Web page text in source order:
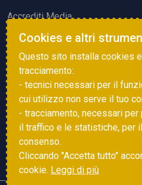
Accrediti Media
ATTIVITÀ ED EVENTI
Squadre di Calcio
Associazione Sammarinese
Vota gol e parata
Cookies e altri
Questo sito installa cookies
tracciamento:
- tecnici necessari per il
cui utilizzo non serve il tuo
- tracciamento, necessari
il traffico e le statistiche, per
consenso.
Cliccando "Accetta tutto"
cookie. Leggi di più